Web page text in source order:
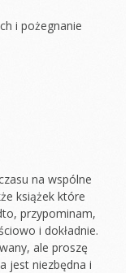
i pożegnanie
na wspólne
książek które
przypominam,
i dokładnie.
ale proszę
jest niezbędna i